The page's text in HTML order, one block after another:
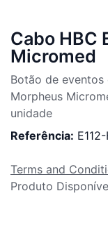
Cabo HBC
Micromed
Botão de
Morpheus
unidade
Referência:
Terms and
Produto